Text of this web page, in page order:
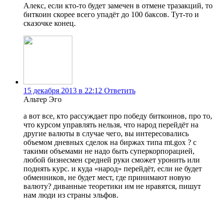
Алекс, если кто-то будет замечен в отмене тразакций, то
биткоин скорее всего упадёт до 100 баксов. Тут-то и
сказочке конец.
15 декабря 2013 в 22:12 Ответить
Альтер Эго
а вот все, кто рассуждает про победу биткоинов, про то,
что курсом управлять нельзя, что народ перейдёт на
другие валюты в случае чего, вы интересовались
объемом дневных сделок на биржах типа mt.gox ? с
такими объемами не надо быть суперкорпорацией,
любой бизнесмен средней руки сможет уронить или
поднять курс. и куда «народ» перейдёт, если не будет
обменников, не будет мест, где принимают новую
валюту? диванные теоретики им не нравятся, пишут
нам люди из страны эльфов.